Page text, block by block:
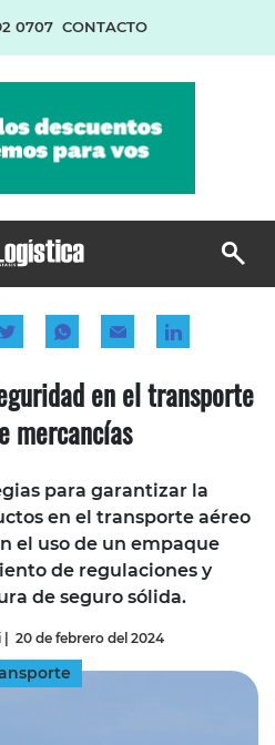
0707 CONTACTO
en el transporte
mercancías
para garantizar la
en el transporte aéreo
el uso de un empaque
de regulaciones y
de seguro sólida.
| 20 de febrero del 2024